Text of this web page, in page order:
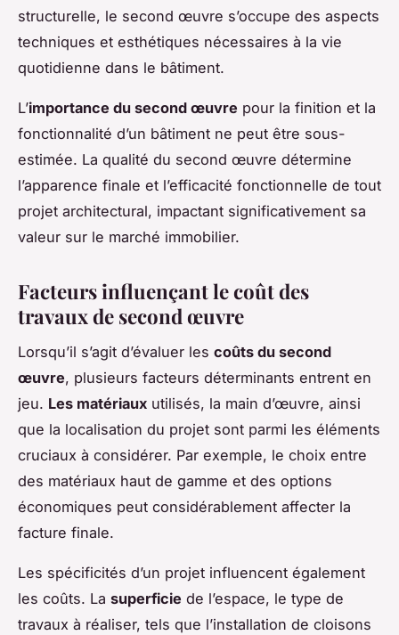
structurelle, le second œuvre s’occupe des aspects
techniques et esthétiques nécessaires à la vie
quotidienne dans le bâtiment.
L’importance du second œuvre pour la finition et la
fonctionnalité d’un bâtiment ne peut être sous-
estimée. La qualité du second œuvre détermine
l’apparence finale et l’efficacité fonctionnelle de tout
projet architectural, impactant significativement sa
valeur sur le marché immobilier.
Facteurs influençant le coût des
travaux de second œuvre
Lorsqu’il s’agit d’évaluer les coûts du second
œuvre, plusieurs facteurs déterminants entrent en
jeu. Les matériaux utilisés, la main d’œuvre, ainsi
que la localisation du projet sont parmi les éléments
cruciaux à considérer. Par exemple, le choix entre
des matériaux haut de gamme et des options
économiques peut considérablement affecter la
facture finale.
Les spécificités d’un projet influencent également
les coûts. La superficie de l’espace, le type de
travaux à réaliser, tels que l’installation de cloisons